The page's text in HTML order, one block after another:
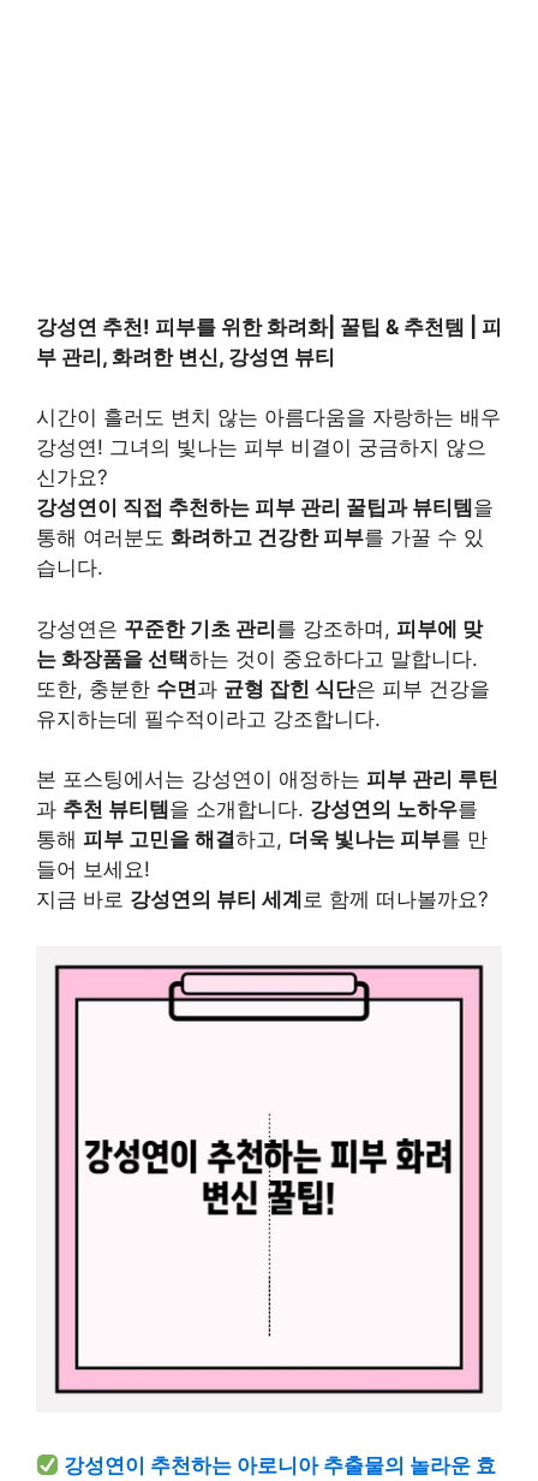
강성연 추천! 피부를 위한 화려화| 꿀팁 & 추천템 | 피
부 관리, 화려한 변신, 강성연 뷰티
시간이 흘러도 변치 않는 아름다움을 자랑하는 배우
강성연! 그녀의 빛나는 피부 비결이 궁금하지 않으
신가요?
강성연이 직접 추천하는 피부 관리 꿀팁과 뷰티템 을
통해 여러분도 화려하고 건강한 피부를 가꿀 수 있
습니다.
강성연은 꾸준한 기초 관리를 강조하며, 피부에 맞
는 화장품을 선택하는 것이 중요하다고 말합니다.
또한, 충분한 수면과 균형 잡힌 식단은 피부 건강을
유지하는데 필수적이라고 강조합니다.
본 포스팅에서는 강성연이 애정하는 피부 관리 루틴
과 추천 뷰티템 을 소개합니다. 강성연의 노하우를
통해 피부 고민을 해결하고, 더욱 빛나는 피부를 만
들어 보세요!
지금 바로 강성연의 뷰티 세계 로 함께 떠나볼까요?
강성연이 추천하는 아로니아 추출물의 놀라운 효